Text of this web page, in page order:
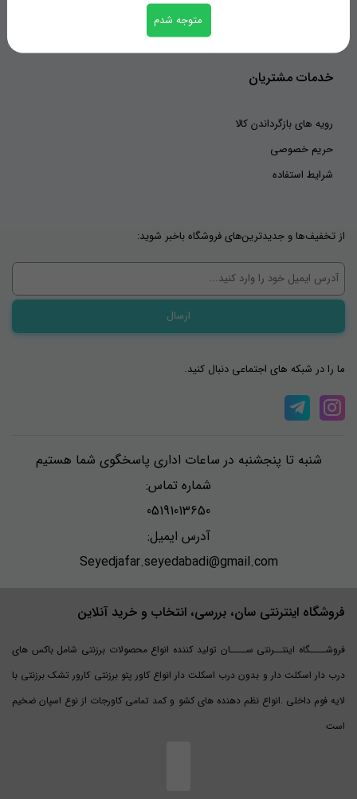
متوجه شدم
خدمات مشتریان
رویه های بازگرداندن کالا
حریم خصوصی
شرایط استفاده
از تخفیف‌ها و جدیدترین‌های فروشگاه باخبر شوید:
ما را در شبکه های اجتماعی دنبال کنید.
شنبه تا پنجشنبه در ساعات اداری پاسخگوی شما هستیم
شماره تماس:
05191013650
آدرس ایمیل:
Seyedjafar.seyedabadi@gmail.com
فروشگاه اینترنتی سان، بررسی، انتخاب و خرید آنلاین
فروشــــگاه اینتــرنتی ســــان تولید کننده انواع محصولات برزنتی شامل باکس های
درب دار اسکلت دار و بدون درب اسکلت دار انواع کاور پتو برزنتی کارور تشک برزنتی با
لایه فوم داخلی .انواع نظم دهنده های کشو و کمد تمامی کاورجات از نوع اسپان ضخیم
است